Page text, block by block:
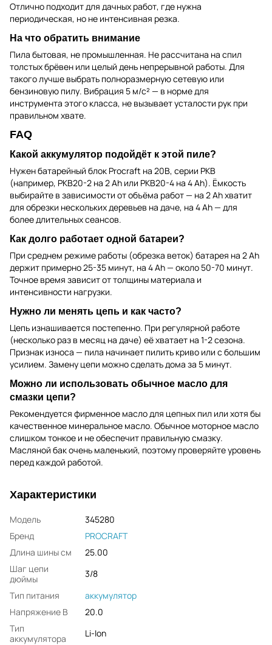
Отлично подходит для дачных работ, где нужна
периодическая, но не интенсивная резка.
На что обратить внимание
Пила бытовая, не промышленная. Не рассчитана на спил
толстых брёвен или целый день непрерывной работы. Для
такого лучше выбрать полноразмерную сетевую или
бензиновую пилу. Вибрация 5 м/с² — в норме для
инструмента этого класса, не вызывает усталости рук при
правильном хвате.
FAQ
Какой аккумулятор подойдёт к этой пиле?
Нужен батарейный блок Procraft на 20В, серии PKB
(например, PKB20-2 на 2 Ah или PKB20-4 на 4 Ah). Ёмкость
выбирайте в зависимости от объёма работ — на 2 Ah хватит
для обрезки нескольких деревьев на даче, на 4 Ah — для
более длительных сеансов.
Как долго работает одной батареи?
При среднем режиме работы (обрезка веток) батарея на 2 Ah
держит примерно 25-35 минут, на 4 Ah — около 50-70 минут.
Точное время зависит от толщины материала и
интенсивности нагрузки.
Нужно ли менять цепь и как часто?
Цепь изнашивается постепенно. При регулярной работе
(несколько раз в месяц на даче) её хватает на 1-2 сезона.
Признак износа — пила начинает пилить криво или с большим
усилием. Замену цепи можно сделать дома за 5 минут.
Можно ли использовать обычное масло для
смазки цепи?
Рекомендуется фирменное масло для цепных пил или хотя бы
качественное минеральное масло. Обычное моторное масло
слишком тонкое и не обеспечит правильную смазку.
Масляной бак очень маленький, поэтому проверяйте уровень
перед каждой работой.
Характеристики
Модель
345280
Бренд
PROCRAFT
Длина шины см
25.00
Шаг цепи
дюймы
3/8
Тип питания
аккумулятор
Напряжение В
20.0
Тип
аккумулятора
Li-Ion